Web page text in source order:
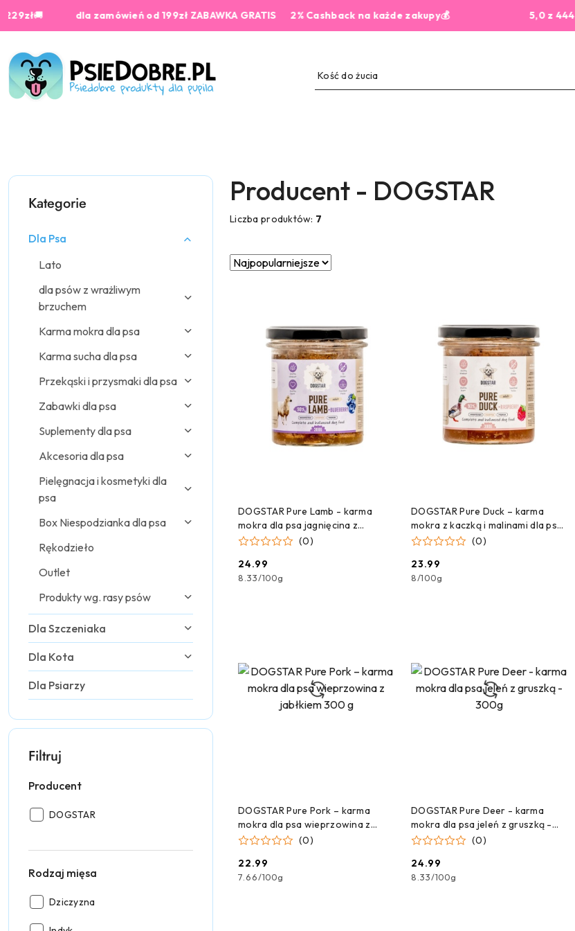
Przejdź do treści głównej
Przejdź do wyszukiwarki
Przejdź do moje konto
Przejdź do menu głównego
Przejdź do stopki
dla zamówień od 199zł ZABAWKA GRATIS 2% Cashback na każde zakupy💰 5,0 z 444 opinii
Kategorie
Dla Psa
Lato
dla psów z wrażliwym
brzuchem
Karma mokra dla psa
Karma sucha dla psa
Przekąski i przysmaki dla psa
Zabawki dla psa
Suplementy dla psa
Akcesoria dla psa
Pielęgnacja i kosmetyki dla
psa
Box Niespodzianka dla psa
Rękodzieło
Outlet
Produkty wg. rasy psów
Dla Szczeniaka
Dla Kota
Dla Psiarzy
Filtruj
Producent
Producent:
DOGSTAR
Rodzaj mięsa
Rodzaj
Dziczyzna
Producent - DOGSTAR
Liczba produktów: 7
Zastosowano
Sortuj
DOGSTAR Pure Lamb - karma
mokra dla psa jagnięcina z
borówkami - 300g
(0)
Cena:
24.99
8.33/100g
DOGSTAR Pure Duck – karma
mokra z kaczką i malinami dla psa
– 300 g
(0)
Cena:
23.99
8/100g
DOGSTAR Pure Pork – karma
mokra dla psa wieprzowina z
jabłkiem 300 g(0)
Cena:
22.99
7.66/100g
DOGSTAR Pure Deer - karma
mokra dla psa jeleń z gruszką -
300g
(0)
Cena:
24.99
8.33/100g